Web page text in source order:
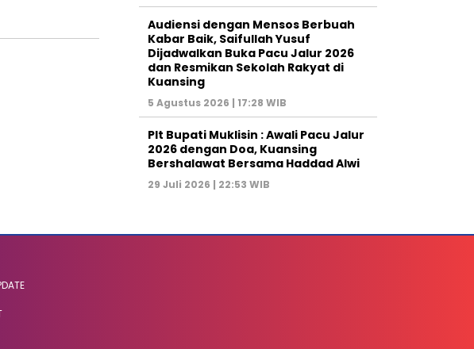
Audiensi dengan Mensos Berbuah
Kabar Baik, Saifullah Yusuf
Dijadwalkan Buka Pacu Jalur 2026
dan Resmikan Sekolah Rakyat di
Kuansing
5 Agustus 2026 | 17:28 WIB
Plt Bupati Muklisin : Awali Pacu Jalur
2026 dengan Doa, Kuansing
Bershalawat Bersama Haddad Alwi
29 Juli 2026 | 22:53 WIB